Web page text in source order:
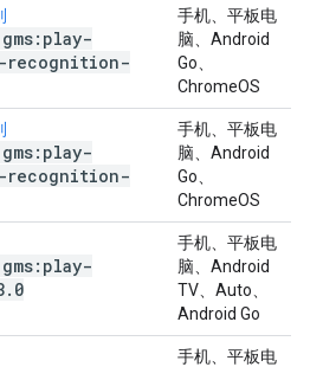
gms:play-
手机、平板电
脑、Android
Go、
ChromeOS
gms:play-
手机、平板电
脑、Android
Go、
ChromeOS
gms:play-
. 0
手机、平板电
脑、Android
TV、Auto、
Android Go
手机、平板电